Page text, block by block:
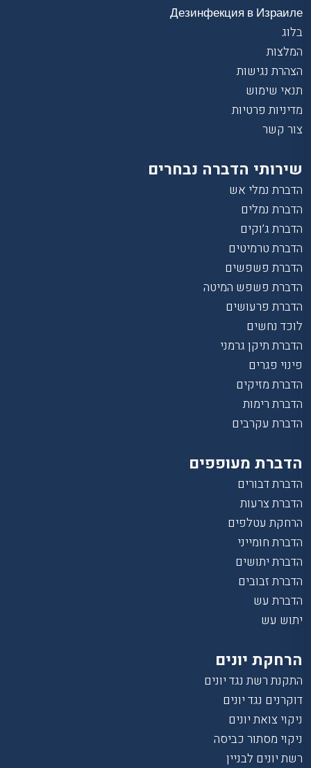
Дезинфекция в Израиле
בלוג
המלצות
הצהרת נגישות
תנאי שימוש
מדיניות פרטיות
צור קשר
שירותי הדברה נבחרים
הדברת נמלי אש
הדברת נמלים
הדברת ג’וקים
הדברת טרמיטים
הדברת פשפשים
הדברת פשפש המיטה
הדברת פרעושים
לוכד נחשים
הדברת תיקן גרמני
פינוי פגרים
הדברת מזיקים
הדברת רימות
הדברת עקרבים
הדברת מעופפים
הדברת דבורים
הדברת צרעות
הרחקת עטלפים
הדברת חומייני
הדברת יתושים
הדברת זבובים
הדברת עש
יתוש עש
הרחקת יונים
התקנת רשת נגד יונים
דוקרנים נגד יונים
ניקוי צואת יונים
ניקוי מסתור כביסה
רשת יונים לבניין